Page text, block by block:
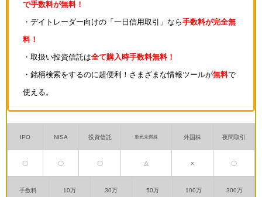
で手数料が無料！
・デイトレーダー向けの「一日信用取引」なら手数料が完全無
料！
・取扱い投資信託は全て購入時手数料無料！
・銘柄検索をするのに超便利！さまざまな情報ツールが無料で
使える。
IPO NISA 投資信託 単元未満株 外国株 夜間取引
〇 〇 〇 △ × 〇
手数料 10万 30万 50万 100万 300万